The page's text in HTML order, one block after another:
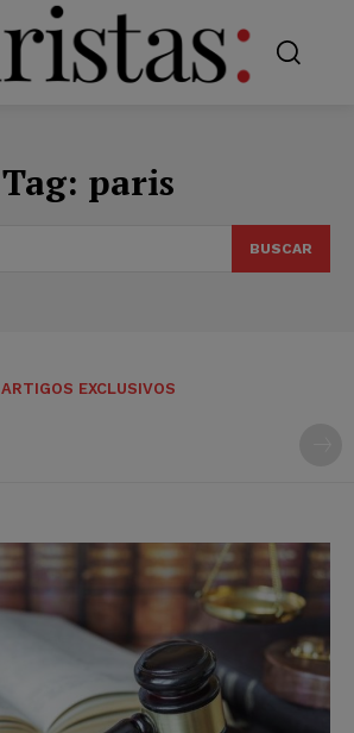
Tag: paris
BUSCAR
ARTIGOS EXCLUSIVOS